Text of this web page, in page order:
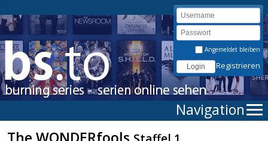
Angemeldet bleiben
Registrieren
Navigation